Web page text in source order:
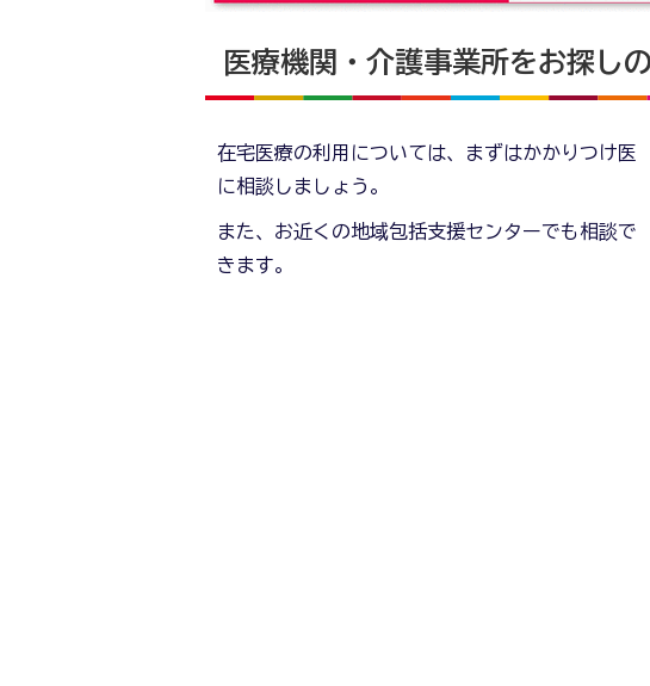
医療機関・介護事業所をお探し
在宅医療の利用については、まずはかかりつけ医
に相談しましょう。
また、お近くの地域包括支援センターでも相談で
きます。